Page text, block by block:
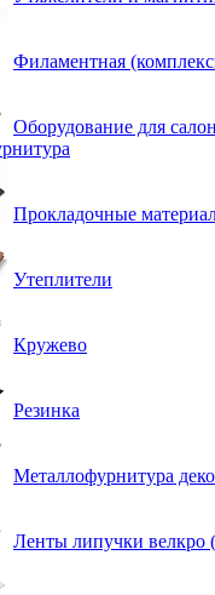
Филаментная
Оборудование для
Прокладочные
Утеплители
Кружево
Резинка
Металлофурнитура
Ленты липучки велкро